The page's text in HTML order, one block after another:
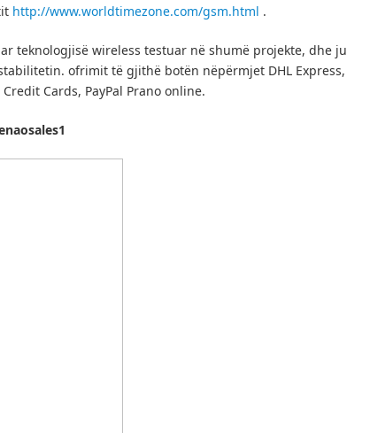
http://www.worldtimezone.com/gsm.html .
teknologjisë wireless testuar në shumë projekte, dhe ju
ofrimit të gjithë botën nëpërmjet DHL Express,
Credit Cards, PayPal Prano online.